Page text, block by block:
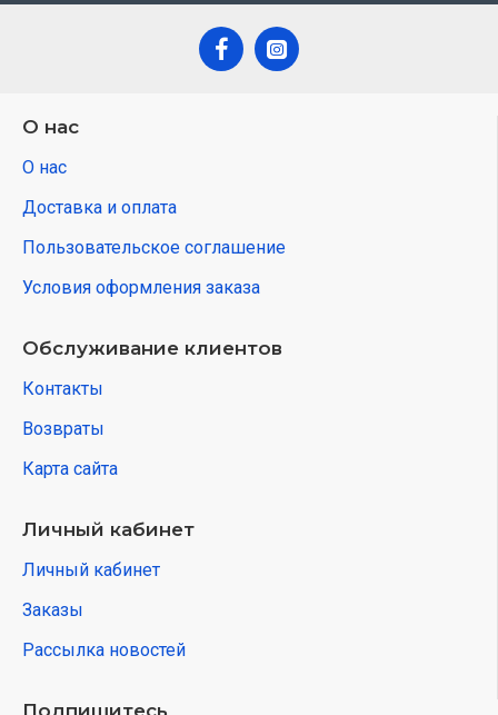
О нас
О нас
Доставка и оплата
Пользовательское соглашение
Условия оформления заказа
Обслуживание клиентов
Контакты
Возвраты
Карта сайта
Личный кабинет
Личный кабинет
Заказы
Рассылка новостей
Подпишитесь